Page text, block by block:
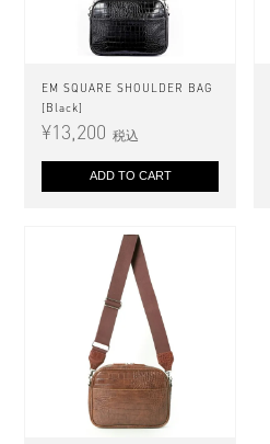
EM SQUARE SHOULDER BAG
[Black]
¥13,200 税込
ADD TO CART